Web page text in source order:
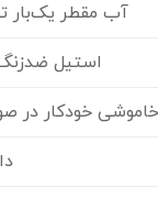
آب مقطر یک‌بار
استیل ضدزنگ
خاموشی خودکار در